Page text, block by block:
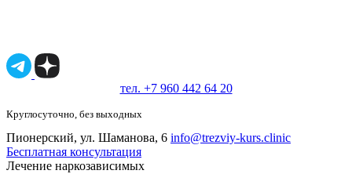
тел. +7 960 442 64 20
Круглосуточно, без выходных
Пионерский, ул. Шаманова, 6 info@trezviy-kurs.clinic
Бесплатная консультация
Лечение наркозависимых